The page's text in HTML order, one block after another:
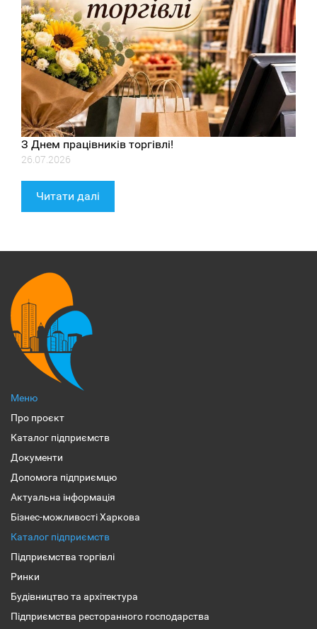
З Днем працівників торгівлі!
26.07.2026
Читати далі
Меню
Про проєкт
Каталог підприємств
Документи
Допомога підприємцю
Актуальна інформація
Бізнес-можливості Харкова
Каталог підприємств
Підприємства торгівлі
Ринки
Будівництво та архітектура
Підприємства ресторанного господарства